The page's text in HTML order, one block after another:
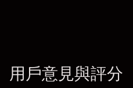
用戶意見與評分